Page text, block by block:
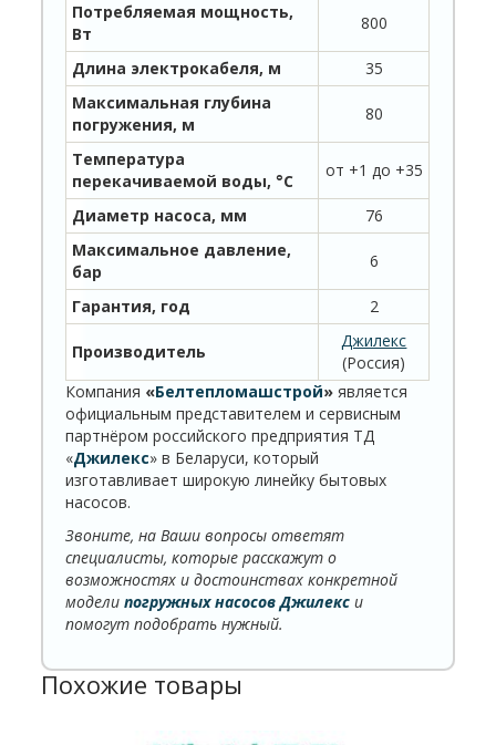
Потребляемая мощность,
Вт
800
Длина электрокабеля, м
35
Максимальная глубина
погружения, м
80
Температура
перекачиваемой воды, °С
от +1 до +35
Диаметр насоса, мм
76
Максимальное давление,
бар
6
Гарантия, год 2
Производитель
Джилекс
(Россия)
Компания «Белтепломашстрой» является
официальным представителем и сервисным
партнёром российского предприятия ТД
«Джилекс» в Беларуси, который
изготавливает широкую линейку бытовых
насосов.
Звоните, на Ваши вопросы ответят
специалисты, которые расскажут о
возможностях и достоинствах конкретной
моделипогружных насосов Джилекс и
помогут подобрать нужный.
Похожие товары